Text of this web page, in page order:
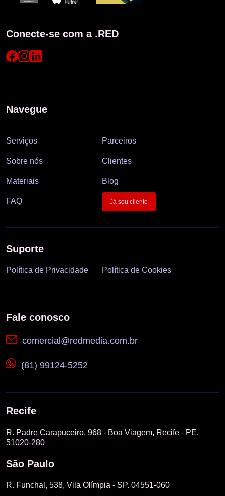
Conecte-se com a .RED
Navegue
Serviços Parceiros
Sobre nós Clientes
Materiais Blog
FAQ Já sou cliente
Suporte
Política de Privacidade Política de Cookies
Fale conosco
comercial@redmedia.com.br
(81) 99124-5252
Recife
R. Padre Carapuceiro, 968 - Boa Viagem, Recife - PE,
51020-280
São Paulo
R. Funchal, 538, Vila Olímpia - SP. 04551-060